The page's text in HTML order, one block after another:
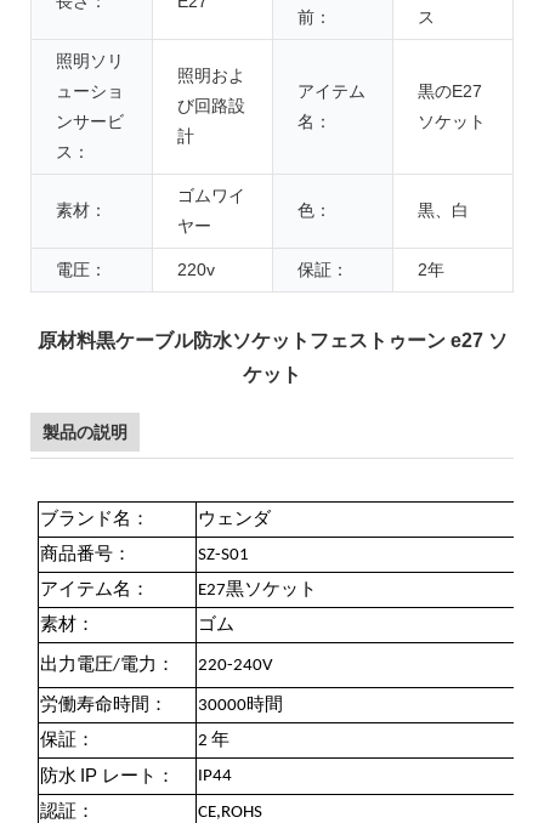
前：
ス
照明ソリ
ューショ
ンサービ
ス：
照明およ
び回路設
計
アイテム
名：
黒のE27
ソケット
素材：
ゴムワイ
ヤー
色： 黒、白
電圧： 220v 保証： 2年
原材料黒ケーブル防水ソケットフェストゥーン e27 ソ
ケット
製品の説明
ブランド名：
ウェンダ
商品番号：
SZ-S01
アイテム名：
E27黒ソケット
素材：
ゴム
出力電圧/電力： 220-240V
労働寿命時間：
30000時間
保証：
2 年
防水 IP レート：
IP44
認証：
CE,ROHS